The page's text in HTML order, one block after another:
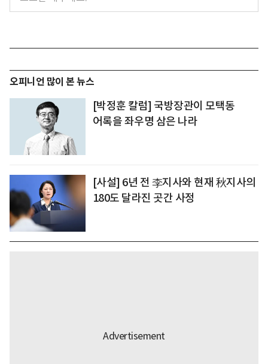
오피니언 많이 본 뉴스
[박정훈 칼럼] 국방장관이 모택동
어록을 좌우명 삼은 나라
[사설] 6년 전 李지사와 현재 秋지사의
180도 달라진 곳간 사정